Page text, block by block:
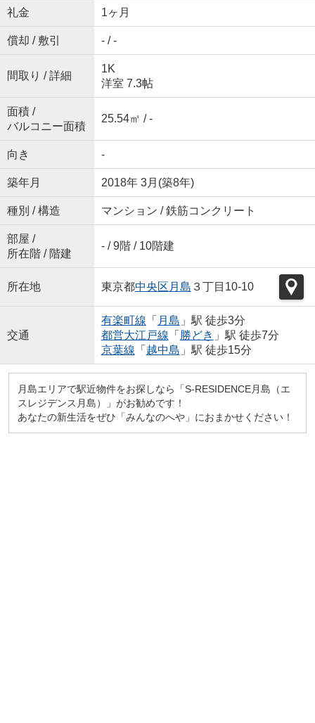
礼金 1ヶ月
償却 / 敷引 - / -
間取り / 詳細
1K
洋室 7.3帖
面積 /
バルコニー面積
25.54㎡ / -
向き -
築年月 2018年 3月(築8年)
種別 / 構造 マンション / 鉄筋コンクリート
部屋 /
所在階 / 階建
- / 9階 / 10階建
所在地 東京都中央区 月島 ３丁目10-10
交通
有楽町線 「 月島 」駅 徒歩3分
都営大江戸線 「 勝どき 」駅 徒歩7分
京葉線 「 越中島 」駅 徒歩15分
月島エリアで駅近物件をお探しなら「S-RESIDENCE月島（エ
スレジデンス月島）」がお勧めです！
あなたの新生活をぜひ「みんなのへや」におまかせください！